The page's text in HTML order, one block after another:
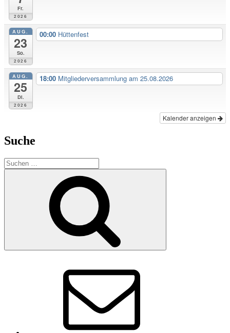
Fr.
2026
AUG.
23
So.
2026
00:00 Hüttenfest
AUG.
25
Di.
2026
18:00 Mitgliederversammlung am 25.08.2026
Kalender anzeigen
Suche
Suchen
nach: